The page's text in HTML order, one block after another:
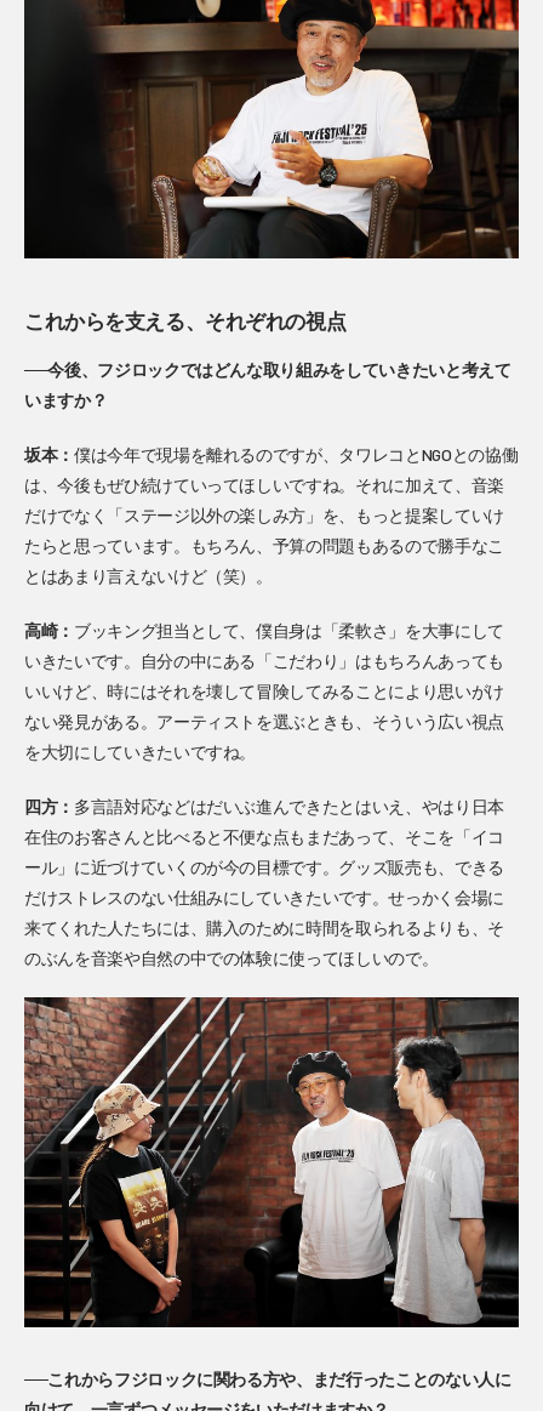
これからを支える、それぞれの視点
──今後、フジロックではどんな取り組みをしていきたいと考えて
いますか？
坂本： 僕は今年で現場を離れるのですが、タワレコとNGOとの協働
は、今後もぜひ続けていってほしいですね。それに加えて、音楽
だけでなく「ステージ以外の楽しみ方」を、もっと提案していけ
たらと思っています。もちろん、予算の問題もあるので勝手なこ
とはあまり言えないけど（笑）。
高崎： ブッキング担当として、僕自身は「柔軟さ」を大事にして
いきたいです。自分の中にある「こだわり」はもちろんあっても
いいけど、時にはそれを壊して冒険してみることにより思いがけ
ない発見がある。アーティストを選ぶときも、そういう広い視点
を大切にしていきたいですね。
四方： 多言語対応などはだいぶ進んできたとはいえ、やはり日本
在住のお客さんと比べると不便な点もまだあって、そこを「イコ
ール」に近づけていくのが今の目標です。グッズ販売も、できる
だけストレスのない仕組みにしていきたいです。せっかく会場に
来てくれた人たちには、購入のために時間を取られるよりも、そ
のぶんを音楽や自然の中での体験に使ってほしいので。
──これからフジロックに関わる方や、まだ行ったことのない人に